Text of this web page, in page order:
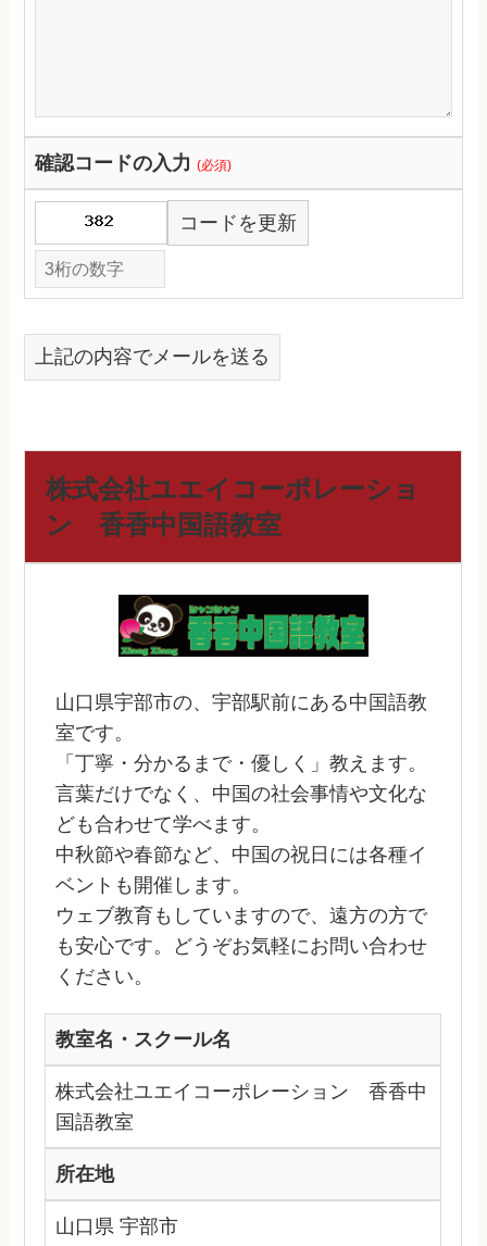
確認コードの入力(必須)
コードを更新
上記の内容でメールを送る
株式会社ユエイコーポレーショ
ン 香香中国語教室
山口県宇部市の、宇部駅前にある中国語教
室です。
「丁寧・分かるまで・優しく」教えます。
言葉だけでなく、中国の社会事情や文化な
ども合わせて学べます。
中秋節や春節など、中国の祝日には各種イ
ベントも開催します。
ウェブ教育もしていますので、遠方の方で
も安心です。どうぞお気軽にお問い合わせ
ください。
教室名・スクール名
株式会社ユエイコーポレーション 香香中
国語教室
所在地
山口県 宇部市